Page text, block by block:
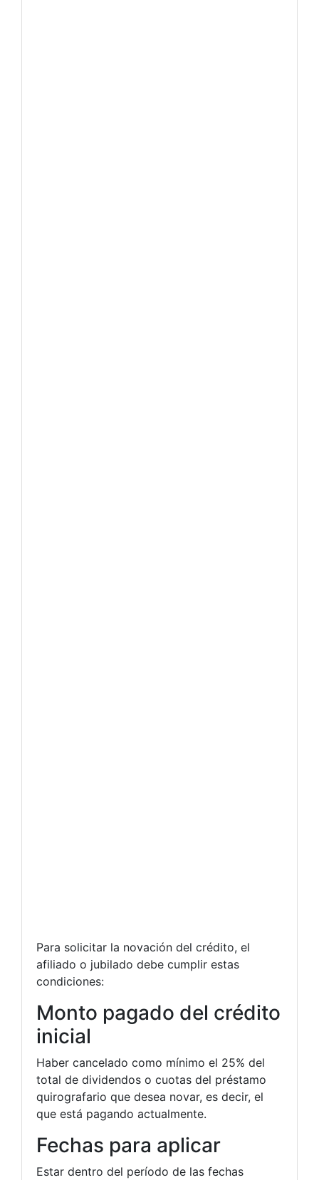
Para solicitar la novación del crédito, el
afiliado o jubilado debe cumplir estas
condiciones:
Monto pagado del crédito
inicial
Haber cancelado como mínimo el 25% del
total de dividendos o cuotas del préstamo
quirografario que desea novar, es decir, el
que está pagando actualmente.
Fechas para aplicar
Estar dentro del período de las fechas